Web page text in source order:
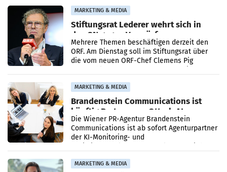
verdoppelte (+102
MARKETING & MEDIA
Stiftungsrat Lederer wehrt sich in
den SN gegen Vorwürfe
Mehrere Themen beschäftigen derzeit den
ORF. Am Dienstag soll im Stiftungsrat über
die vom neuen ORF-Chef Clemens Pig
MARKETING & MEDIA
Brandenstein Communications ist
künftig Partner von OtterlyAI
Die Wiener PR-Agentur Brandenstein
Communications ist ab sofort Agenturpartner
der KI-Monitoring- und
MARKETING & MEDIA